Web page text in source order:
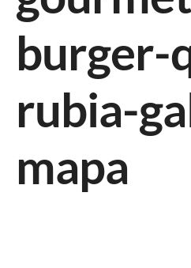
burger-
rubia-
mapa